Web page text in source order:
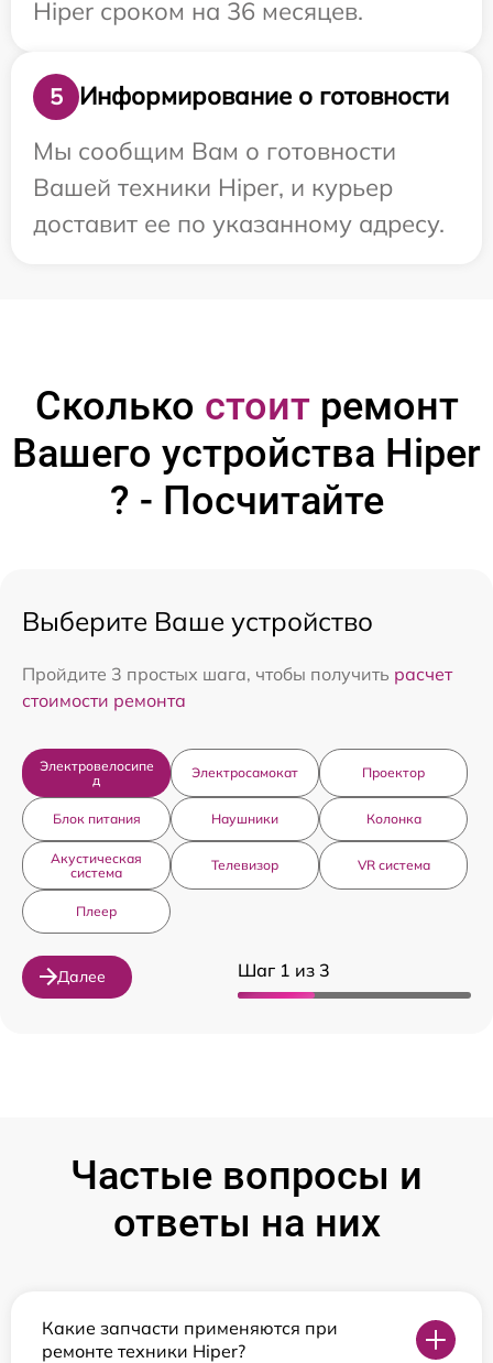
Hiper сроком на 36 месяцев.
5
Информирование о готовности
Мы сообщим Вам о готовности
Вашей техники Hiper, и курьер
доставит ее по указанному адресу.
Сколько стоитремонт
Вашего устройства Hiper
? - Посчитайте
Шаг 1 из 3
Выберите Ваше устройство
Пройдите 3 простых шага, чтобы получить расчет
стоимости ремонта
Электровелосипе
д
Электросамокат Проектор
Блок питания Наушники Колонка
Акустическая
система
Телевизор VR система
Плеер
Далее
Частые вопросы и
ответы на них
Какие запчасти применяются при
ремонте техники Hiper?